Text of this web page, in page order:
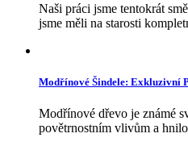
Naši práci jsme tentokrát
jsme měli na starosti
Modřínové Šindele: Exkluzivní
Modřínové dřevo je známé
povětrnostním vlivům a